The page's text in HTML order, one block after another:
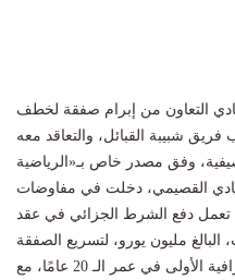
التعاون من إبرام صفقة لخطف
فريق شبيبة القبائل، والتعاقد معه
القصيمي، دخلت في مفاوضات
تعمل دفع الشرط الجزائي في عقد
وبدأ بلعيد «27 عامًا» تجربته الاحترافية الأولى في عمر الـ 20 عامًا، مع